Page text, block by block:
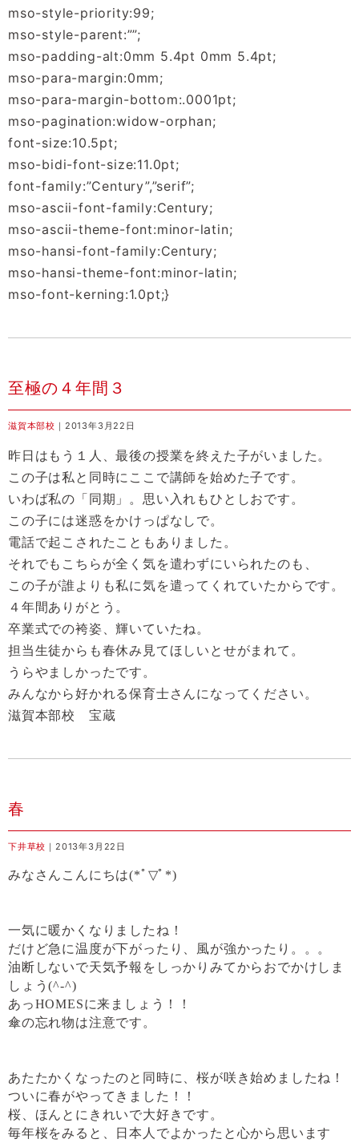
mso-style-priority:99;
mso-style-parent:””;
mso-padding-alt:0mm 5.4pt 0mm 5.4pt;
mso-para-margin:0mm;
mso-para-margin-bottom:.0001pt;
mso-pagination:widow-orphan;
font-size:10.5pt;
mso-bidi-font-size:11.0pt;
font-family:”Century”,”serif”;
mso-ascii-font-family:Century;
mso-ascii-theme-font:minor-latin;
mso-hansi-font-family:Century;
mso-hansi-theme-font:minor-latin;
mso-font-kerning:1.0pt;}
至極の４年間３
滋賀本部校 ｜2013年3月22日
昨日はもう１人、最後の授業を終えた子がいました。
この子は私と同時にここで講師を始めた子です。
いわば私の「同期」。思い入れもひとしおです。
この子には迷惑をかけっぱなしで。
電話で起こされたこともありました。
それでもこちらが全く気を遣わずにいられたのも、
この子が誰よりも私に気を遣ってくれていたからです。
４年間ありがとう。
卒業式での袴姿、輝いていたね。
担当生徒からも春休み見てほしいとせがまれて。
うらやましかったです。
みんなから好かれる保育士さんになってください。
滋賀本部校 宝蔵
春
下井草校 ｜2013年3月22日
みなさんこんにちは(*ﾟ ▽ﾟ *)
一気に暖かくなりましたね！
だけど急に温度が下がったり、風が強かったり。。。
油断しないで天気予報をしっかりみてからおでかけしま
しょう(^-^)
あっHOMESに来ましょう！！
傘の忘れ物は注意です。
あたたかくなったのと同時に、桜が咲き始めましたね！
ついに春がやってきました！！
桜、ほんとにきれいで大好きです。
毎年桜をみると、日本人でよかったと心から思います